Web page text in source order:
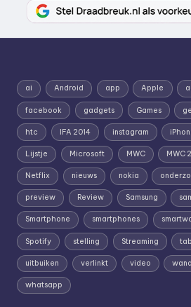
ai Android app Apple
facebook gadgets Games
htc IFA 2014 instagram
Lijstje Microsoft MWC MWC
Netflix nieuws nokia
preview Review Samsung
Smartphone smartphones
Spotify stelling Streaming
uitbuiken verlinkt video
whatsapp